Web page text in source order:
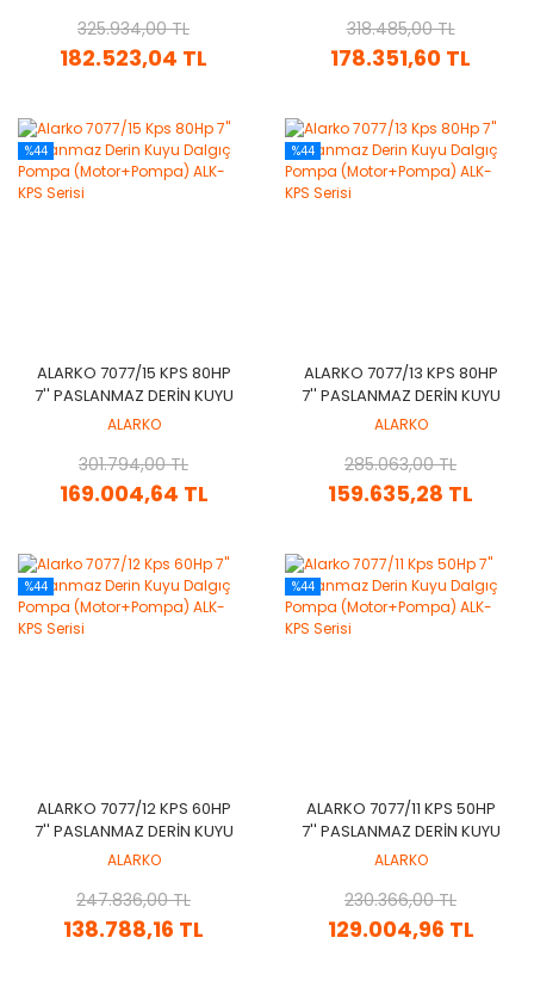
SERISI
182.523,04 TL
325.934,00 TL
SERISI
178.351,60 TL
318.485,00 TL
%44
ALARKO 7077/15 KPS 80HP
7'' PASLANMAZ DERIN KUYU
DALGIÇ POMPA
SERISI
ALARKO
169.004,64 TL
301.794,00 TL
%44
ALARKO 7077/13 KPS 80HP
7'' PASLANMAZ DERIN KUYU
DALGIÇ POMPA
SERISI
ALARKO
159.635,28 TL
285.063,00 TL
%44
ALARKO 7077/12 KPS 60HP
7'' PASLANMAZ DERIN KUYU
DALGIÇ POMPA
SERISI
ALARKO
138.788,16 TL
247.836,00 TL
%44
ALARKO 7077/11 KPS 50HP
7'' PASLANMAZ DERIN KUYU
DALGIÇ POMPA
SERISI
ALARKO
129.004,96 TL
230.366,00 TL